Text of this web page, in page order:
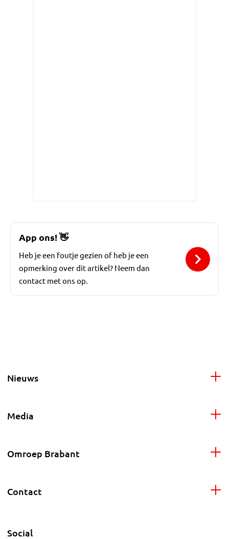
App ons!👋
Heb je een foutje gezien of heb je een
opmerking over dit artikel? Neem dan
contact met ons op.
Nieuws
Media
Omroep Brabant
Contact
Social